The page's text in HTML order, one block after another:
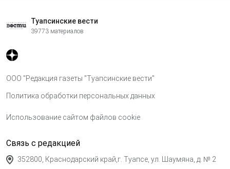
Туапсинские вести
39773 материалов
ООО "Редакция газеты "Туапсинские вести"
Политика обработки персональных данных
Использование сайтом файлов cookie
Связь с редакцией
352800, Краснодарский край,г. Туапсе, ул. Шаумяна, д. № 2